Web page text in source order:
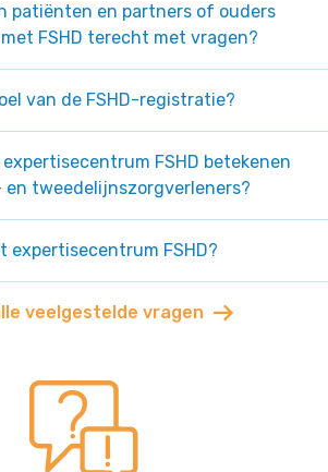
patiënten en partners of ouders
FSHD terecht met vragen?
van de FSHD-registratie?
FSHD betekenen
en tweedelijnszorgverleners?
expertisecentrum FSHD?
veelgestelde vragen